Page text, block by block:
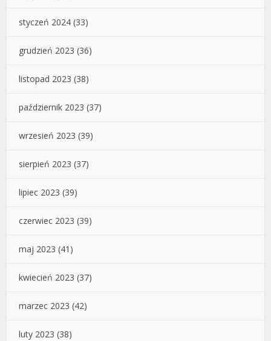
styczeń 2024 (33)
grudzień 2023 (36)
listopad 2023 (38)
październik 2023 (37)
wrzesień 2023 (39)
sierpień 2023 (37)
lipiec 2023 (39)
czerwiec 2023 (39)
maj 2023 (41)
kwiecień 2023 (37)
marzec 2023 (42)
luty 2023 (38)